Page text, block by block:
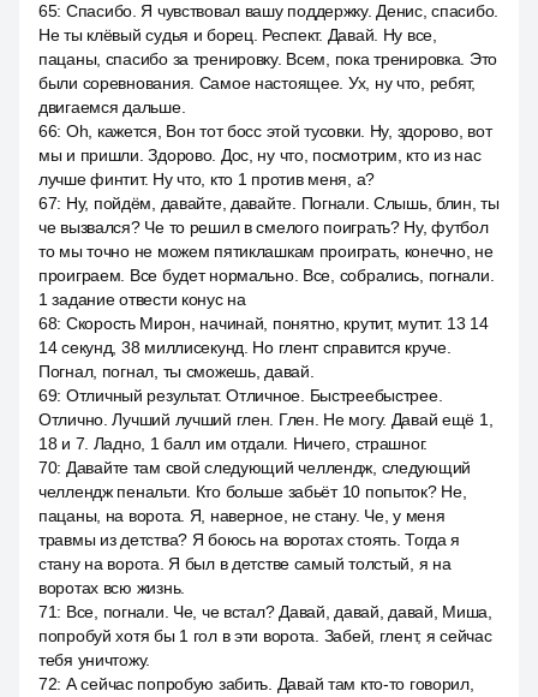
65: Спасибо. Я чувствовал вашу поддержку. Денис, спасибо.
Не ты клёвый судья и борец. Респект. Давай. Ну все,
пацаны, спасибо за тренировку. Всем, пока тренировка. Это
были соревнования. Самое настоящее. Ух, ну что, ребят,
двигаемся дальше.
66: Oh, кажется, Вон тот босс этой тусовки. Ну, здорово, вот
мы и пришли. Здорово. Дос, ну что, посмотрим, кто из нас
лучше финтит. Ну что, кто 1 против меня, а?
67: Ну, пойдём, давайте, давайте. Погнали. Слышь, блин, ты
че вызвался? Че то решил в смелого поиграть? Ну, футбол
то мы точно не можем пятиклашкам проиграть, конечно, не
проиграем. Все будет нормально. Все, собрались, погнали.
1 задание отвести конус на
68: Скорость Мирон, начинай, понятно, крутит, мутит. 13 14
14 секунд, 38 миллисекунд. Но глент справится круче.
Погнал, погнал, ты сможешь, давай.
69: Отличный результат. Отличное. Быстреебыстрее.
Отлично. Лучший лучший глен. Глен. Не могу. Давай ещё 1,
18 и 7. Ладно, 1 балл им отдали. Ничего, страшног.
70: Давайте там свой следующий челлендж, следующий
челлендж пенальти. Кто больше забьёт 10 попыток? Не,
пацаны, на ворота. Я, наверное, не стану. Че, у меня
травмы из детства? Я боюсь на воротах стоять. Тогда я
стану на ворота. Я был в детстве самый толстый, я на
воротах всю жизнь.
71: Все, погнали. Че, че встал? Давай, давай, давай, Миша,
попробуй хотя бы 1 гол в эти ворота. Забей, глент, я сейчас
тебя уничтожу.
72: А сейчас попробую забить. Давай там кто-то говорил,